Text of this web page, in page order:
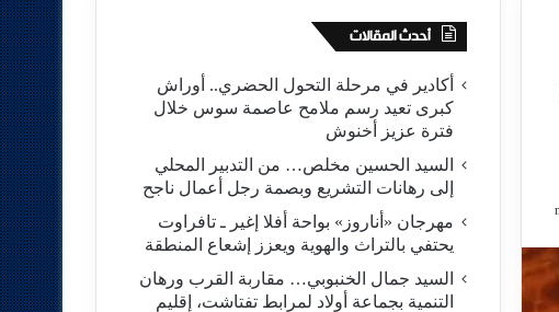
أحدث المقالات
أكادير في مرحلة التحول الحضري.. أوراش
كبرى تعيد رسم ملامح عاصمة سوس خلال
فترة عزيز أخنوش
السيد الحسين مخلص… من التدبير المحلي
إلى رهانات التشريع وبصمة رجل أعمال ناجح
مهرجان «أناروز» بواحة أفلا إغير ـ تافراوت
يحتفي بالتراث والهوية ويعزز إشعاع المنطقة
السيد جمال الخنبوبي… مقاربة القرب ورهان
التنمية بجماعة أولاد لمرابط تفتاشت، إقليم